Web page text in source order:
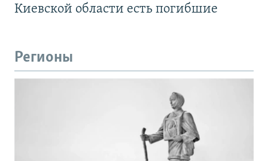
Киевской области есть погибшие
Регионы